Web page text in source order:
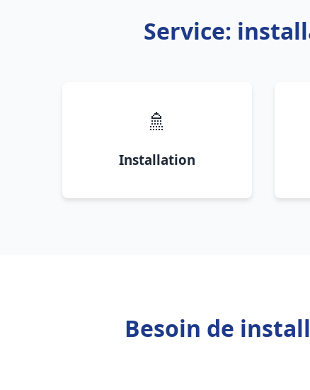
Service:
🚿
Installation
Besoin de